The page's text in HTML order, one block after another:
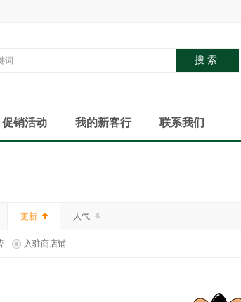
促销活动 我的新客行 联系我们
更新 人气
入驻商店铺